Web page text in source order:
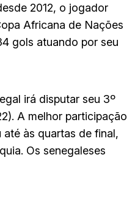
2012, o jogador
Africana de Nações
gols atuando por seu
irá disputar seu 3º
A melhor participação
às quartas de final,
Os senegaleses